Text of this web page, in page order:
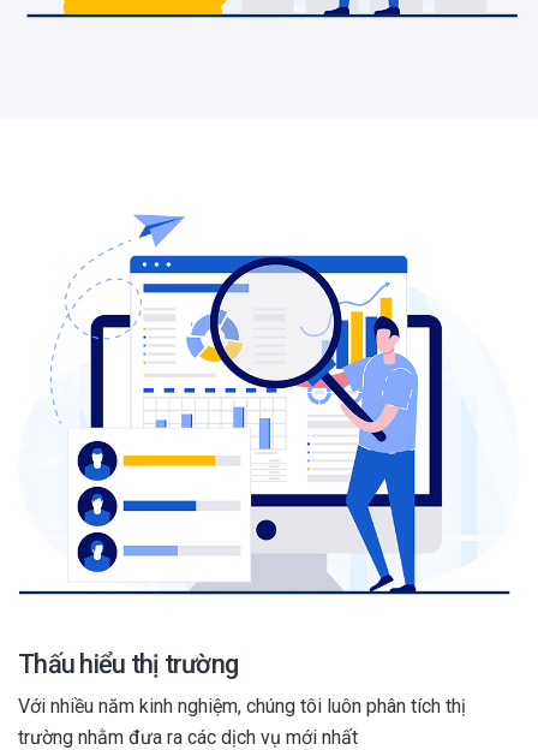
Thấu hiểu thị trường
Với nhiều năm kinh nghiệm, chúng tôi luôn phân tích thị
trường nhằm đưa ra các dịch vụ mới nhất